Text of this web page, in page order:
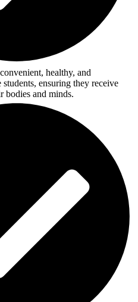
healthy, and
ensuring they receive
bodies and minds.